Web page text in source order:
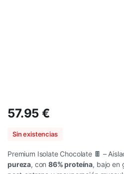
57.95€
Sin existencias
Premium Isolate Chocolate 🍫 –
pureza, con86% proteína, bajo en